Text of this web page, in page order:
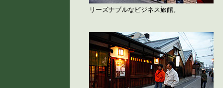
リーズナブルなビジネス旅館。